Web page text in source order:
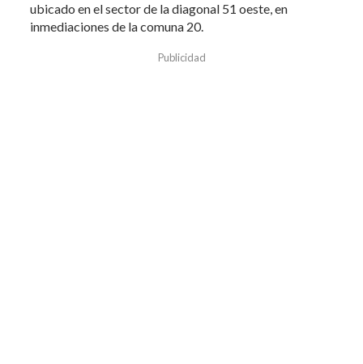
ubicado en el sector de la diagonal 51 oeste, en
inmediaciones de la comuna 20.
Publicidad